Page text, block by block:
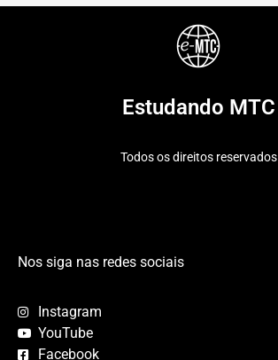
Estudando MTC
Todos os direitos reservados
Nos siga nas redes sociais
Instagram
YouTube
Facebook